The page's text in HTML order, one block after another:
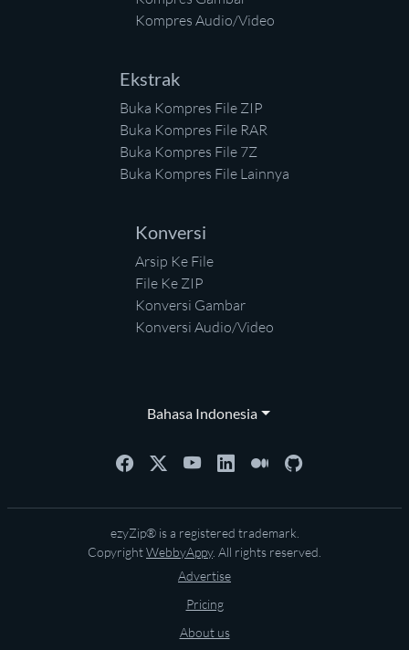
Kompres Audio/Video
Ekstrak
Buka Kompres File ZIP
Buka Kompres File RAR
Buka Kompres File 7Z
Buka Kompres File Lainnya
Konversi
Arsip Ke File
File Ke ZIP
Konversi Gambar
Konversi Audio/Video
Bahasa Indonesia
ezyZip® is a registered trademark.
CopyrightWebbyAppy. All rights reserved.
Advertise
Pricing
About us